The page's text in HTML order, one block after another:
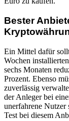
Bester
Ein Mittel dafür
Wochen
sechs Monaten
Prozent. Ebenso
zuverlässig
der Anleger bei
unerfahrene Nutzer
Test bei diesem